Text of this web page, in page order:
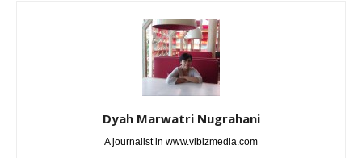
Dyah Marwatri Nugrahani
A journalist in www.vibizmedia.com